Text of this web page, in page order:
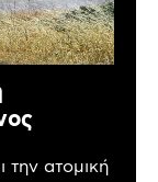
την ατομική